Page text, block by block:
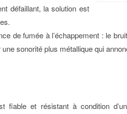
défaillant, la solution est
de fumée à l’échappement : le
sonorité plus métallique qui
fiable et résistant à condition